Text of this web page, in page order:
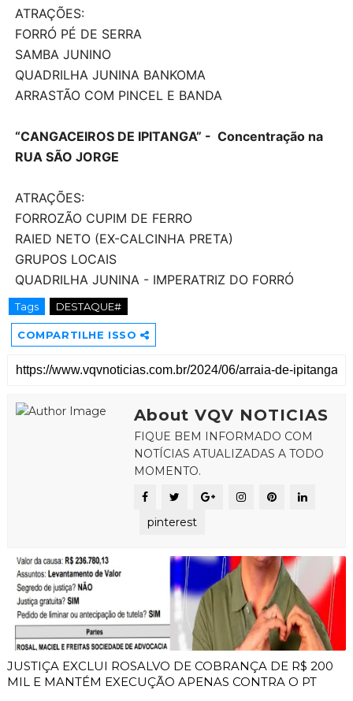
ATRAÇÕES:
FORRÓ PÉ DE SERRA
SAMBA JUNINO
QUADRILHA JUNINA BANKOMA
ARRASTÃO COM PINCEL E BANDA
“CANGACEIROS DE IPITANGA” - Concentração na
RUA SÃO JORGE
ATRAÇÕES:
FORROZÃO CUPIM DE FERRO
RAIED NETO (EX-CALCINHA PRETA)
GRUPOS LOCAIS
QUADRILHA JUNINA - IMPERATRIZ DO FORRÓ
Tags DESTAQUE#
COMPARTILHE ISSO
About VQV NOTICIAS
FIQUE BEM INFORMADO COM
NOTÍCIAS ATUALIZADAS A TODO
MOMENTO.
pinterest
JUSTIÇA EXCLUI ROSALVO DE COBRANÇA DE R$ 200
MIL E MANTÉM EXECUÇÃO APENAS CONTRA O PT